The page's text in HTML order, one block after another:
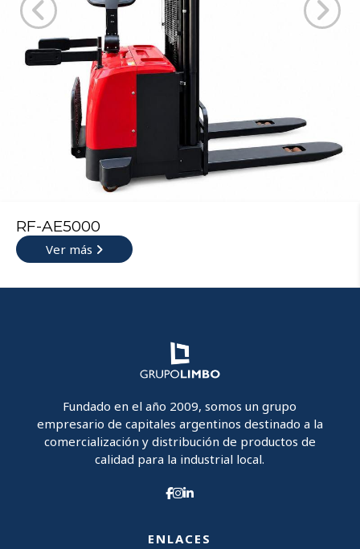
RF-AE5000
Ver más
Fundado en el año 2009, somos un grupo
empresario de capitales argentinos destinado a la
comercialización y distribución de productos de
calidad para la industrial local.
ENLACES